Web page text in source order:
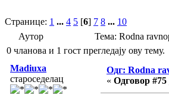
Странице: 1 ... 4 5 [6] 7 8 ... 10
Аутор
Тема: Rodna
0 чланова и 1 гост прегледају ову тему.
Madiuxa
староседелац
Одг: Rodna
« Одговор #75